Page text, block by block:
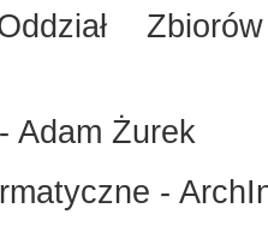
Adam Żurek
-